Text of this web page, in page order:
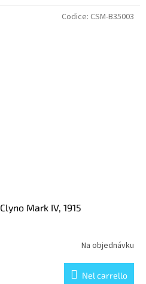
Mark IV, 1915
Na objednávku
Nel carrello
Codice: CSM-B35003